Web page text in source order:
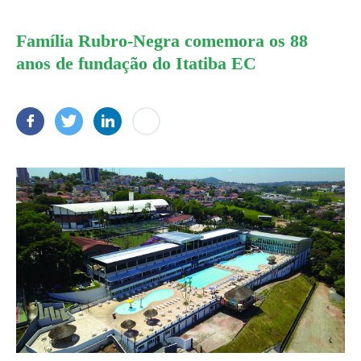
Família Rubro-Negra comemora os 88
anos de fundação do Itatiba EC